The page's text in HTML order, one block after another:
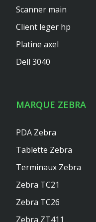
Scanner main
Client leger hp
Platine axel
Dell 3040
MARQUE ZEBRA
PDA Zebra
Tablette Zebra
Terminaux Zebra
Zebra TC21
Zebra TC26
Zebra ZT411